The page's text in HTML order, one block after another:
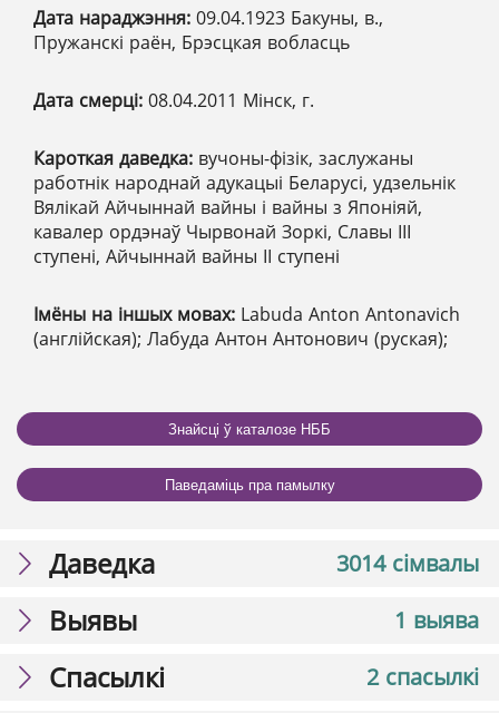
Дата нараджэння: 09.04.1923 Бакуны, в.,
Пружанскі раён, Брэсцкая вобласць
Дата смерці: 08.04.2011 Мінск, г.
Кароткая даведка: вучоны-фізік, заслужаны
работнік народнай адукацыі Беларусі, удзельнік
Вялікай Айчыннай вайны і вайны з Японіяй,
кавалер ордэнаў Чырвонай Зоркі, Славы ІІІ
ступені, Айчыннай вайны ІІ ступені
Імёны на іншых мовах: Labuda Anton Antonavich
(англійская); Лабуда Антон Антонович (руская);
Знайсці ў каталозе НББ
Паведаміць пра памылку
3014 сімвалы
Даведка
1 выява
Выявы
2 спасылкі
Спасылкі